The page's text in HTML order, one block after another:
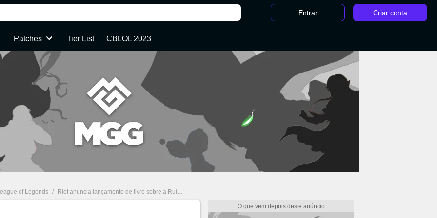
Entrar Criar conta
Patches Tier List CBLOL 2023
of Legends / Riot anuncia lançamento de livro sobre a Ruína com foco em Kalista